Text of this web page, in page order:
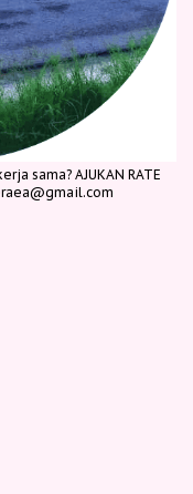
sama? AJUKAN RATE